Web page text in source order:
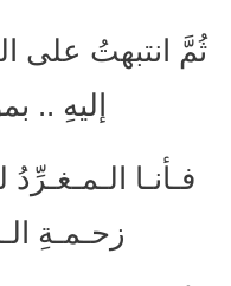
ثُمَّ انتبهتُ على
إليهِ ..
فـأنـا
زحـمـةِ